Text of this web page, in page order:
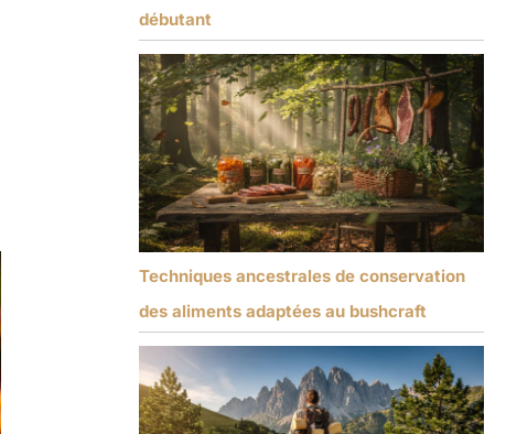
débutant
Techniques ancestrales de conservation
des aliments adaptées au bushcraft